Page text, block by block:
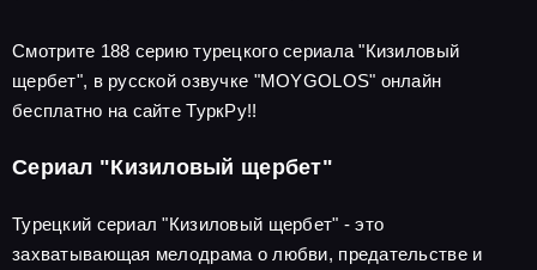
Смотрите 188 серию турецкого сериала "Кизиловый
щербет", в русской озвучке "MOYGOLOS" онлайн
бесплатно на сайте ТуркРу!!
Сериал "Кизиловый щербет"
Турецкий сериал "Кизиловый щербет" - это
захватывающая мелодрама о любви, предательстве и